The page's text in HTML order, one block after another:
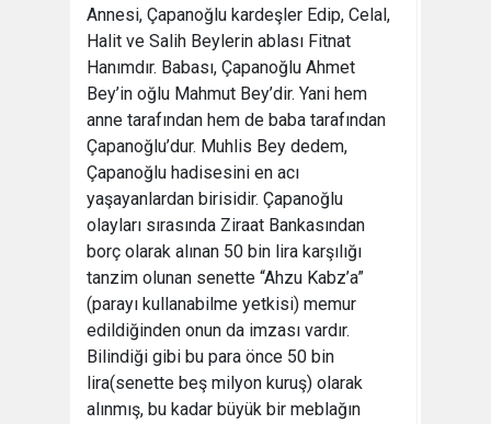
Annesi, Çapanoğlu kardeşler Edip, Celal,
Halit ve Salih Beylerin ablası Fitnat
Hanımdır. Babası, Çapanoğlu Ahmet
Bey’in oğlu Mahmut Bey’dir. Yani hem
anne tarafından hem de baba tarafından
Çapanoğlu’dur. Muhlis Bey dedem,
Çapanoğlu hadisesini en acı
yaşayanlardan birisidir. Çapanoğlu
olayları sırasında Ziraat Bankasından
borç olarak alınan 50 bin lira karşılığı
tanzim olunan senette “Ahzu Kabz’a”
(parayı kullanabilme yetkisi) memur
edildiğinden onun da imzası vardır.
Bilindiği gibi bu para önce 50 bin
lira(senette beş milyon kuruş) olarak
alınmış, bu kadar büyük bir meblağın